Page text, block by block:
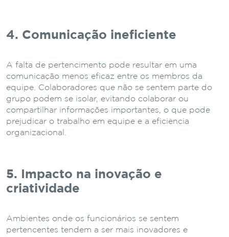
4. Comunicação ineficiente
A falta de pertencimento pode resultar em uma
comunicação menos eficaz entre os membros da
equipe. Colaboradores que não se sentem parte do
grupo podem se isolar, evitando colaborar ou
compartilhar informações importantes, o que pode
prejudicar o trabalho em equipe e a eficiência
organizacional.
5. Impacto na inovação e
criatividade
Ambientes onde os funcionários se sentem
pertencentes tendem a ser mais inovadores e